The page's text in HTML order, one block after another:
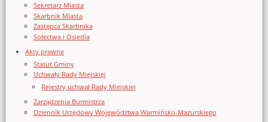
Sekretarz Miasta
Skarbnik Miasta
Zastępca Skarbnika
Sołectwa i Osiedla
Akty prawne
Statut Gminy
Uchwały Rady Miejskiej
Rejestry uchwał Rady Miejskiej
Zarządzenia Burmistrza
Dziennik Urzędowy Województwa Warmińsko-Mazurskiego